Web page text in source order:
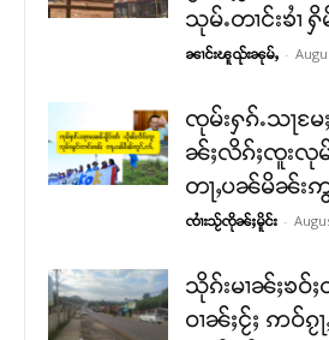
သုမ်ႉတၢင်းၶၢႆ ႁိ
ၼၢင်းၽူၺ်းၼုမ်ႇ -
ၸုမ်းႁၵ်ႉသႃမ
ၼ်ႈလိၵ်ႈၸူးလုမ်
တႃႇပၼ်မိၼ်းဢွ
ၸၢႆးသႂ်ၸိုၼ်ႈမိူင်း -
သိုၵ်းမၢၼ်ႈၶဝ်ႈ
ဝၢၼ်ႈငႂ်ႈ ဢဝ်ၵႂႃ